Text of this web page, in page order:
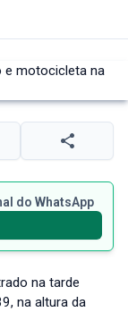
do WhatsApp
na tarde
na altura da